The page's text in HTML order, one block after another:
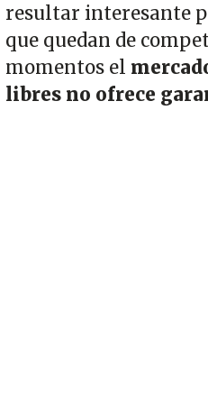
resultar interesante
que quedan de
momentos el
libres no ofrece